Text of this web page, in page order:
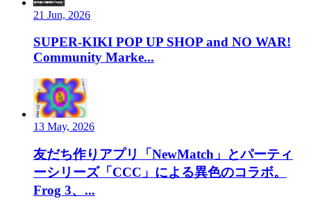
21 Jun, 2026
SUPER-KIKI POP UP SHOP and NO WAR!
Community Marke...
13 May, 2026
友だち作りアプリ「NewMatch」とパーティ
ーシリーズ「CCC」による異色のコラボ。
Frog 3、...